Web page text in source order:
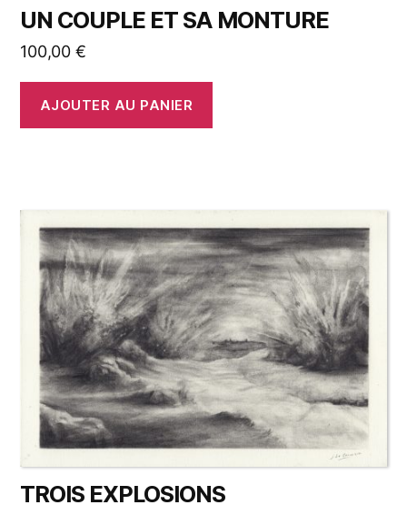
UN COUPLE ET SA MONTURE
100,00 €
AJOUTER AU PANIER
TROIS EXPLOSIONS